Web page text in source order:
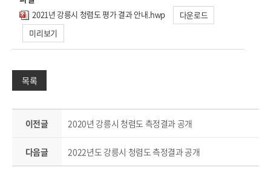
2021년 강릉시 청렴도 평가 결과 안내.hwp
다운로드
미리보기
목록
이전글 2020년 강릉시 청렴도 측정결과 공개
다음글 2022년도 강릉시 청렴도 측정결과 공개